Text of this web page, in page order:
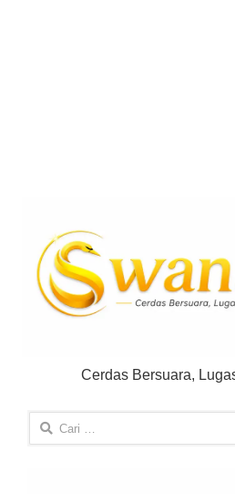
Cerdas Bersuara,
Cari